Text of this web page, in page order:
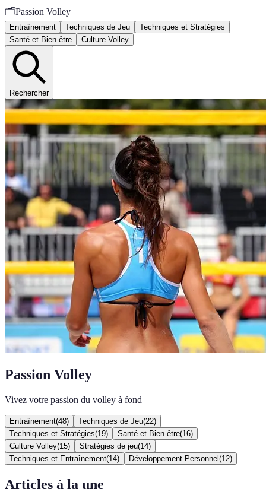
🗂️Passion Volley
Entraînement Techniques de Jeu
Techniques et Stratégies
Santé et Bien-être
Culture Volley
Rechercher
Passion Volley
Vivez votre passion du volley à fond
Entraînement(48) Techniques de Jeu(22)
Techniques et Stratégies(19) Santé et Bien-être(16)
Culture Volley(15) Stratégies de jeu(14)
Techniques et Entraînement(14) Développement Personnel (12)
Articles à la une